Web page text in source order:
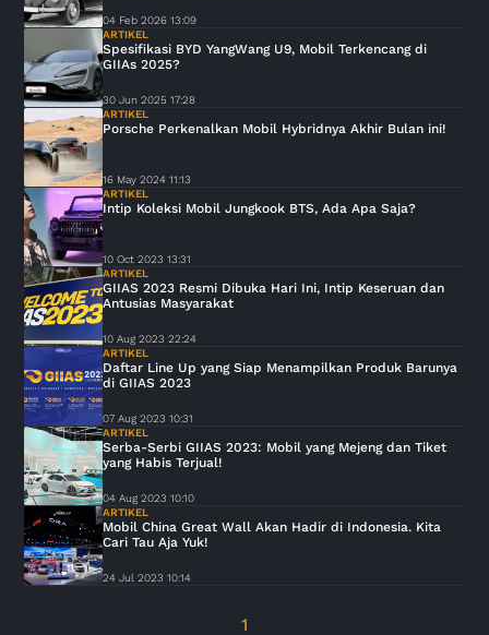
04 Feb 2026 13:09
ARTIKEL
Spesifikasi BYD YangWang U9, Mobil Terkencang di
GIIAs 2025?
30 Jun 2025 17:28
ARTIKEL
Porsche Perkenalkan Mobil Hybridnya Akhir Bulan ini!
16 May 2024 11:13
ARTIKEL
Intip Koleksi Mobil Jungkook BTS, Ada Apa Saja?
10 Oct 2023 13:31
ARTIKEL
GIIAS 2023 Resmi Dibuka Hari Ini, Intip Keseruan dan
Antusias Masyarakat
10 Aug 2023 22:24
ARTIKEL
Daftar Line Up yang Siap Menampilkan Produk Barunya
di GIIAS 2023
07 Aug 2023 10:31
ARTIKEL
Serba-Serbi GIIAS 2023: Mobil yang Mejeng dan Tiket
yang Habis Terjual!
04 Aug 2023 10:10
ARTIKEL
Mobil China Great Wall Akan Hadir di Indonesia. Kita
Cari Tau Aja Yuk!
24 Jul 2023 10:14
1